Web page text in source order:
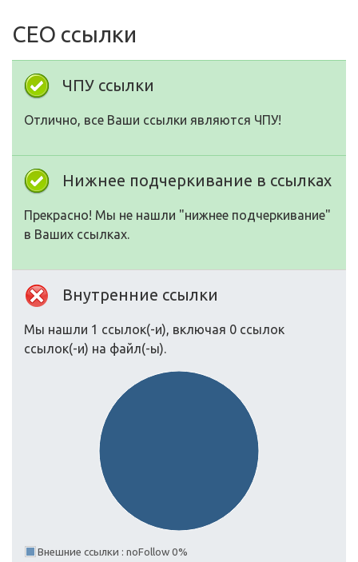
СЕО ссылки
ЧПУ ссылки
Отлично, все Ваши ссылки являются ЧПУ!
Нижнее подчеркивание в ссылках
Прекрасно! Мы не нашли "нижнее подчеркивание"
в Ваших ссылках.
Внутренние ссылки
Мы нашли 1 ссылок(-и), включая 0 ссылок
ссылок(-и) на файл(-ы).
Внешние ссылки : noFollow 0%